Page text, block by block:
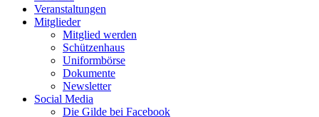
Veranstaltungen
Mitglieder
Mitglied werden
Schützenhaus
Uniformbörse
Dokumente
Newsletter
Social Media
Die Gilde bei Facebook